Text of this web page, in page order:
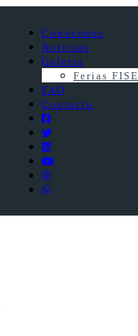
Conócenos
Noticias
Galería
Ferias FISE
FAQ
Contacto